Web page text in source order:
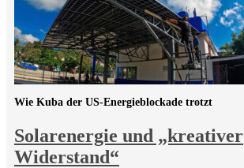
Solarenergie und „kreativer
Widerstand“
Wie Kuba der US-Energieblockade trotzt